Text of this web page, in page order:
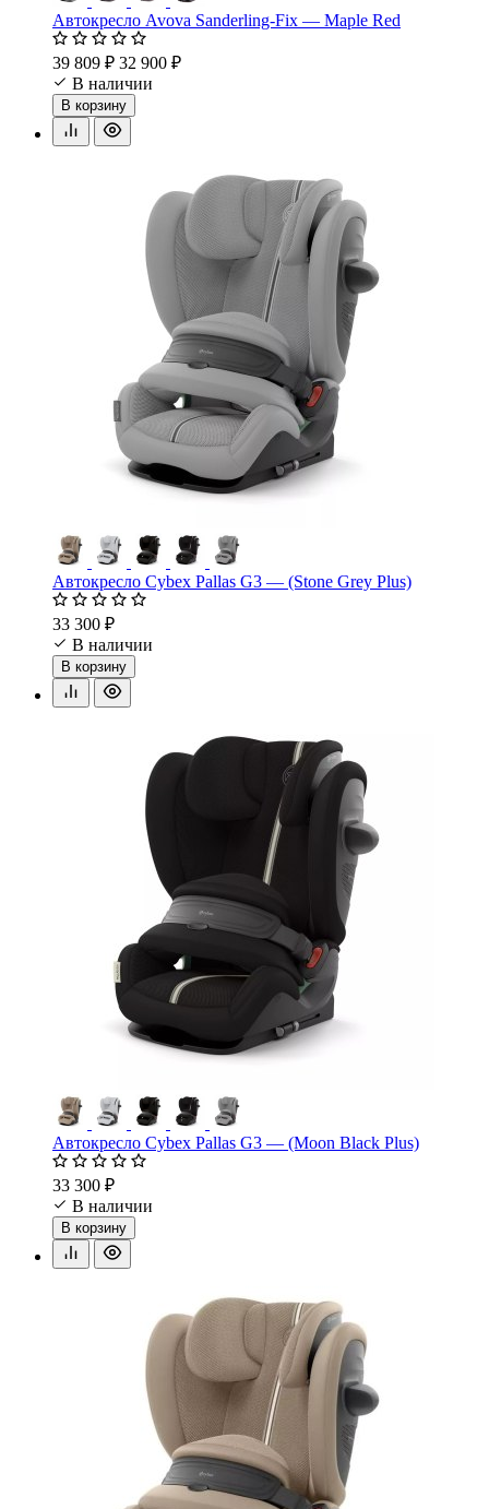
Автокресло Avova Sanderling-Fix — Maple Red
39 809 ₽ 32 900 ₽
В наличии
В корзину
Автокресло Cybex Pallas G3 — (Stone Grey Plus)
33 300 ₽
В наличии
В корзину
Автокресло Cybex Pallas G3 — (Moon Black Plus)
33 300 ₽
В наличии
В корзину